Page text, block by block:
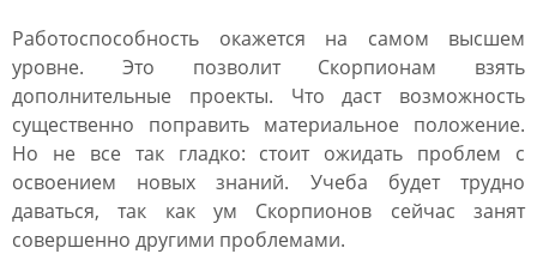
Работоспособность окажется на самом высшем
уровне. Это позволит Скорпионам взять
дополнительные проекты. Что даст возможность
существенно поправить материальное положение.
Но не все так гладко: стоит ожидать проблем с
освоением новых знаний. Учеба будет трудно
даваться, так как ум Скорпионов сейчас занят
совершенно другими проблемами.